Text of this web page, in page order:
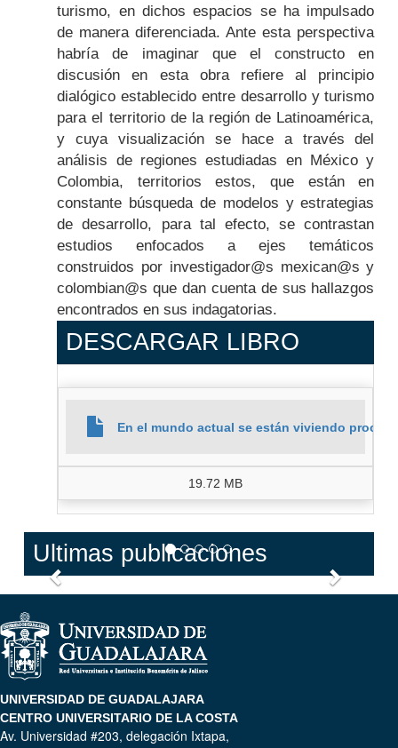
turismo, en dichos espacios se ha impulsado
de manera diferenciada. Ante esta perspectiva
habría de imaginar que el constructo en
discusión en esta obra refiere al principio
dialógico establecido entre desarrollo y turismo
para el territorio de la región de Latinoamérica,
y cuya visualización se hace a través del
análisis de regiones estudiadas en México y
Colombia, territorios estos, que están en
constante búsqueda de modelos y estrategias
de desarrollo, para tal efecto, se contrastan
estudios enfocados a ejes temáticos
construidos por investigador@s mexican@s y
colombian@s que dan cuenta de sus hallazgos
encontrados en sus indagatorias.
DESCARGAR LIBRO
En el mundo actual se están viviendo
19.72 MB
Ultimas publicaciones
Anterior
UNIVERSIDAD DE GUADALAJARA
CENTRO UNIVERSITARIO DE LA COSTA
Av. Universidad #203, delegación Ixtapa,